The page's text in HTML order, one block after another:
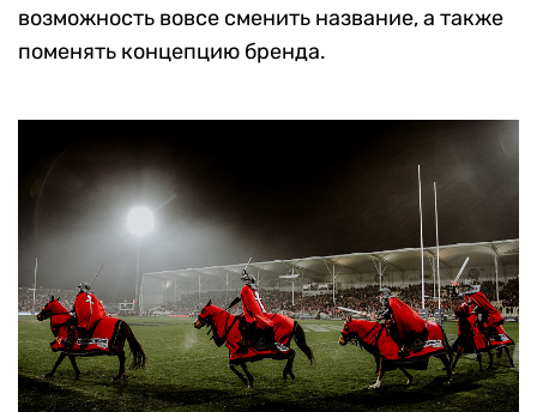
возможность вовсе сменить название, а также
поменять концепцию бренда.